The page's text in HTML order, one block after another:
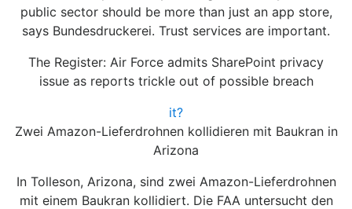
public sector should be more than just an app store,
says Bundesdruckerei. Trust services are important.
The Register: Air Force admits SharePoint privacy
issue as reports trickle out of possible breach
it?
Zwei Amazon-Lieferdrohnen kollidieren mit Baukran in
Arizona
In Tolleson, Arizona, sind zwei Amazon-Lieferdrohnen
mit einem Baukran kollidiert. Die FAA untersucht den